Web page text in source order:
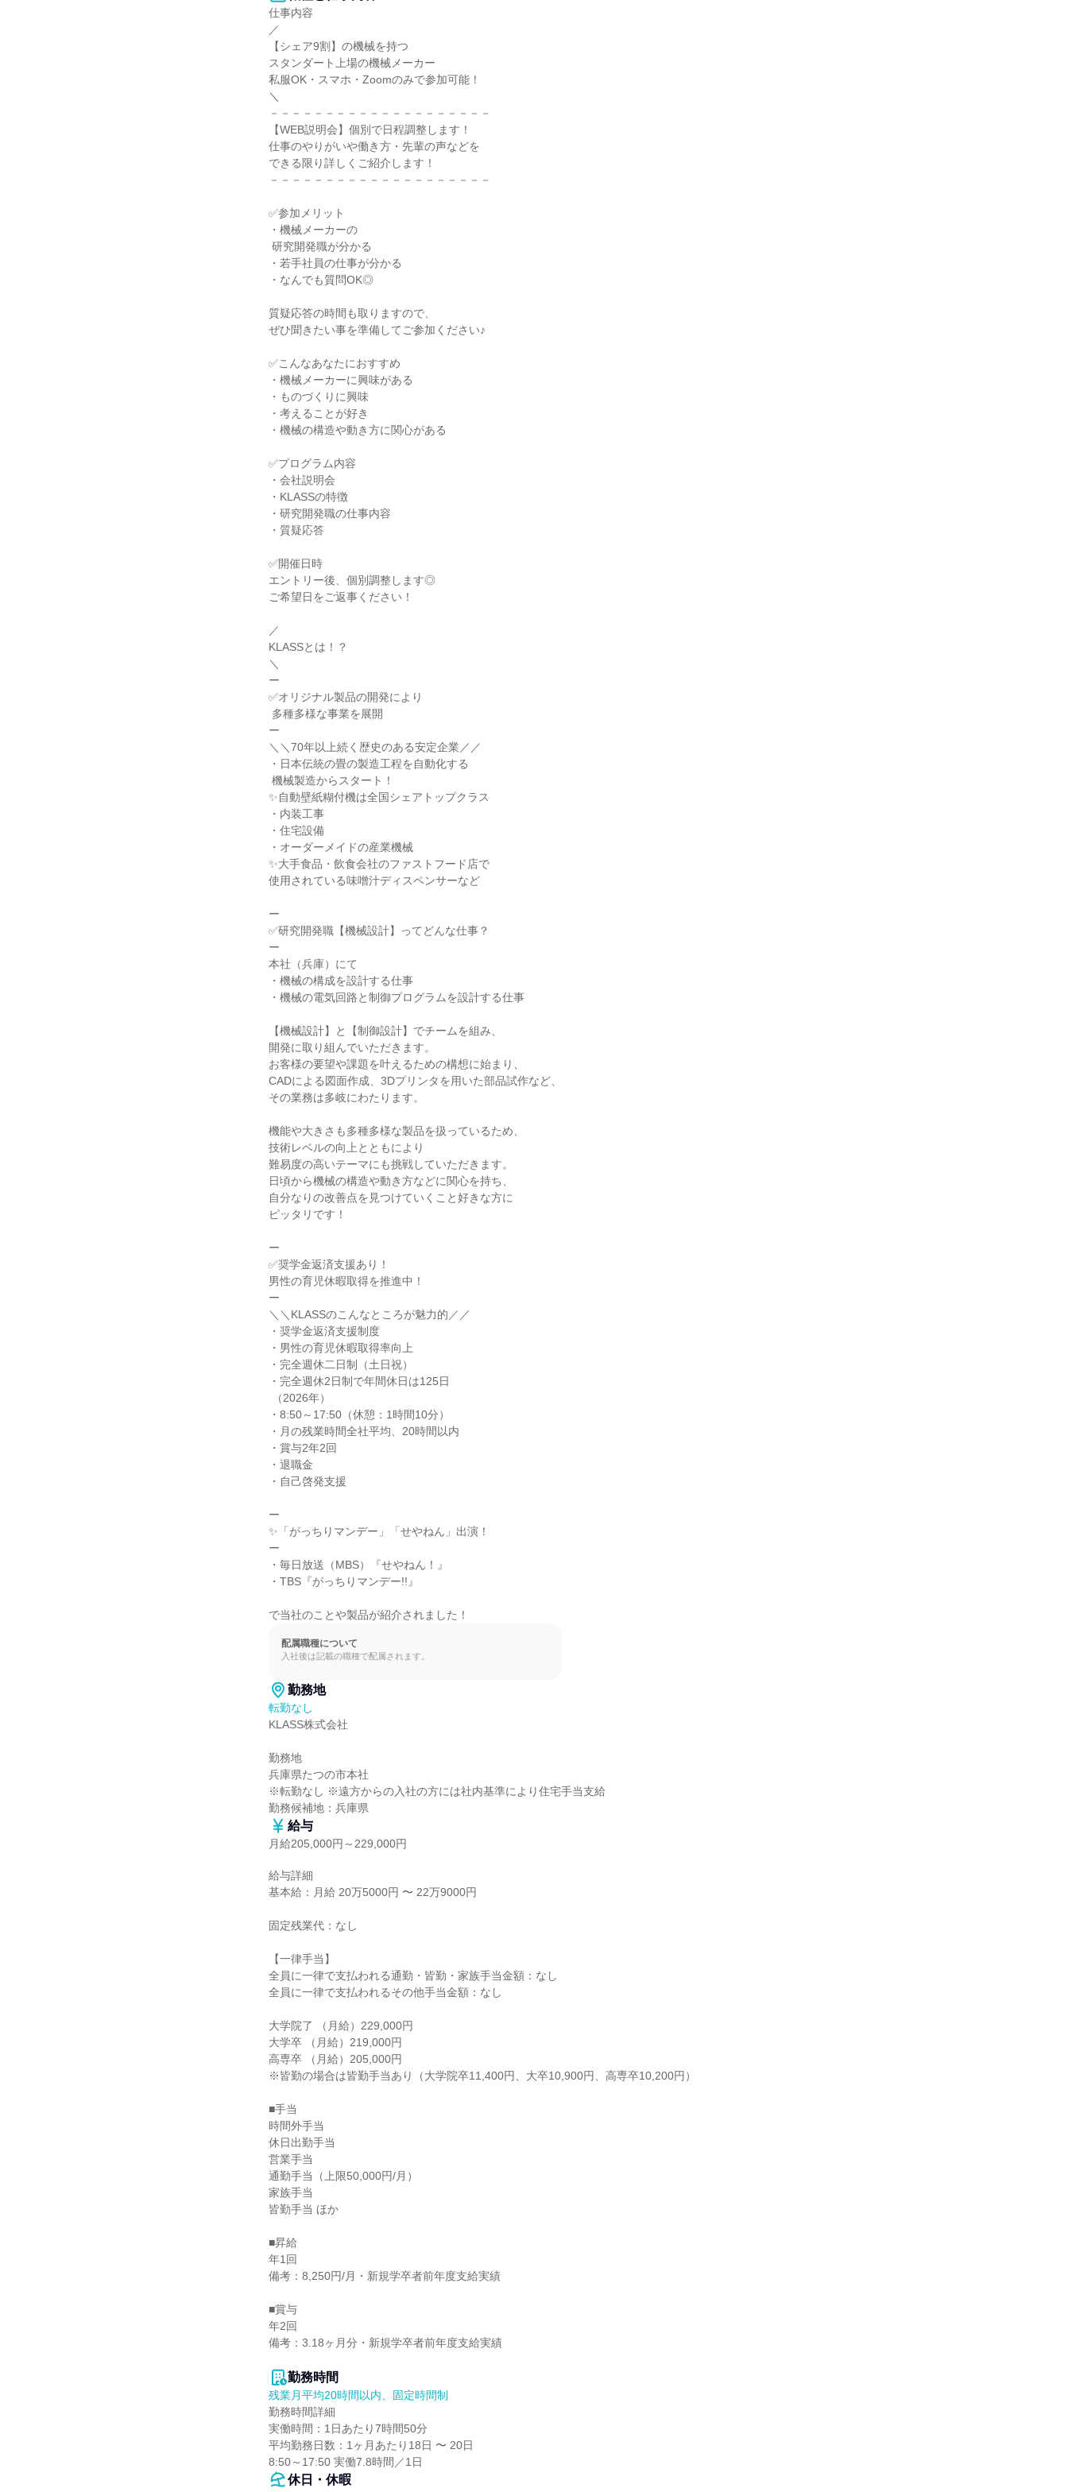
仕事内容
／
【シェア9割】の機械を持つ
スタンダート上場の機械メーカー
私服OK・スマホ・Zoomのみで参加可能！
＼
－－－－－－－－－－－－－－－－－－－－
【WEB説明会】個別で日程調整します！
仕事のやりがいや働き方・先輩の声などを
できる限り詳しくご紹介します！
－－－－－－－－－－－－－－－－－－－－
✅参加メリット
・機械メーカーの
・若手社員の仕事が分かる
・なんでも質問OK◎
質疑応答の時間も取りますので、
ぜひ聞きたい事を準備してご参加ください♪
✅こんなあなたにおすすめ
・機械メーカーに興味がある
・ものづくりに興味
・考えることが好き
・機械の構造や動き方に関心がある
✅プログラム内容
・会社説明会
・KLASSの特徴
・研究開発職の仕事内容
・質疑応答
✅開催日時
エントリー後、個別調整します◎
ご希望日をご返事ください！
／
KLASSとは！？
＼
ー
✅オリジナル製品の開発により
ー
＼＼70年以上続く歴史のある安定企業／／
・日本伝統の畳の製造工程を自動化する
✨自動壁紙糊付機は全国シェアトップクラス
・内装工事
・住宅設備
・オーダーメイドの産業機械
✨大手食品・飲食会社のファストフード店で
使用されている味噌汁ディスペンサーなど
ー
✅研究開発職【機械設計】ってどんな仕事？
ー
本社（兵庫）にて
・機械の構成を設計する仕事
・機械の電気回路と制御プログラムを設計する仕事
【機械設計】と【制御設計】でチームを組み、
開発に取り組んでいただきます。
お客様の要望や課題を叶えるための構想に始まり、
CADによる図面作成、3Dプリンタを用いた部品試作など、
その業務は多岐にわたります。
機能や大きさも多種多様な製品を扱っているため、
技術レベルの向上とともにより
難易度の高いテーマにも挑戦していただきます。
日頃から機械の構造や動き方などに関心を持ち、
自分なりの改善点を見つけていくこと好きな方に
ピッタリです！
ー
✅奨学金返済支援あり！
男性の育児休暇取得を推進中！
ー
＼＼KLASSのこんなところが魅力的／／
・奨学金返済支援制度
・男性の育児休暇取得率向上
・完全週休二日制（土日祝）
・完全週休2日制で年間休日は125日
・8:50～17:50（休憩：1時間10分）
・月の残業時間全社平均、20時間以内
・賞与2年2回
・退職金
・自己啓発支援
ー
✨「がっちりマンデー」「せやねん」出演！
ー
・毎日放送（MBS）『せやねん！』
・TBS『がっちりマンデー!!』
で当社のことや製品が紹介されました！
配属職種について
入社後は記載の職種で配属されます。
勤務地
転勤なし
KLASS株式会社
勤務地
兵庫県たつの市本社
※転勤なし ※遠方からの入社の方には社内基準により住宅手当支給
勤務候補地：兵庫県
給与
月給205,000円～229,000円
給与詳細
基本給：月給 20万5000円 〜 22万9000円
固定残業代：なし
【一律手当】
全員に一律で支払われる通勤・皆勤・家族手当金額：なし
全員に一律で支払われるその他手当金額：なし
大学院了 （月給）229,000円
大学卒 （月給）219,000円
高専卒 （月給）205,000円
※皆勤の場合は皆勤手当あり（大学院卒11,400円、大卒10,900円、高専卒10,200円）
■手当
時間外手当
休日出勤手当
営業手当
通勤手当（上限50,000円/月）
家族手当
皆勤手当 ほか
■昇給
年1回
備考：8,250円/月・新規学卒者前年度支給実績
■賞与
年2回
備考：3.18ヶ月分・新規学卒者前年度支給実績
勤務時間
残業月平均20時間以内、固定時間制
勤務時間詳細
実働時間：1日あたり7時間50分
平均勤務日数：1ヶ月あたり18日 〜 20日
8:50～17:50 実働7.8時間／1日
休日・休暇